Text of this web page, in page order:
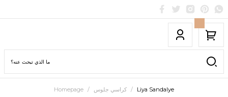
Homepage كراسي جلوس Liya Sandalye